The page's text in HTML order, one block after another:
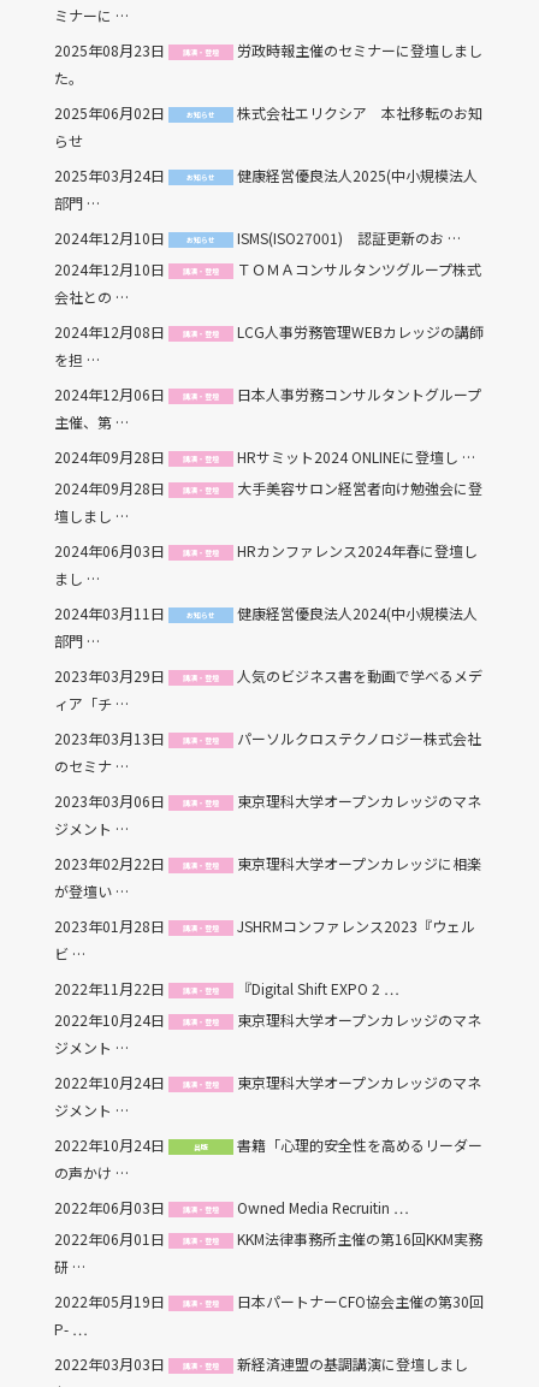
ミナーに …
2025年08月23日 講演・登壇 労政時報主催のセミナーに登壇しまし
た。
2025年06月02日 お知らせ 株式会社エリクシア 本社移転のお知
らせ
2025年03月24日 お知らせ 健康経営優良法人2025(中小規模法人
部門 …
2024年12月10日 お知らせ
ISMS(ISO27001) 認証更新のお …
2024年12月10日
講演・登壇 ＴＯＭＡコンサルタンツグループ株式
会社との …
2024年12月08日 講演・登壇 LCG人事労務管理WEBカレッジの講師
を担 …
2024年12月06日 講演・登壇 日本人事労務コンサルタントグループ
主催、第 …
2024年09月28日 講演・登壇
HRサミット2024 ONLINEに登壇し …
2024年09月28日
講演・登壇 大手美容サロン経営者向け勉強会に登
壇しまし …
2024年06月03日 講演・登壇 HRカンファレンス2024年春に登壇し
まし …
2024年03月11日 お知らせ 健康経営優良法人2024(中小規模法人
部門 …
2023年03月29日 講演・登壇 人気のビジネス書を動画で学べるメデ
ィア「チ …
2023年03月13日 講演・登壇 パーソルクロステクノロジー株式会社
のセミナ …
2023年03月06日 講演・登壇 東京理科大学オープンカレッジのマネ
ジメント …
2023年02月22日 講演・登壇 東京理科大学オープンカレッジに相楽
が登壇い …
2023年01月28日 講演・登壇 JSHRMコンファレンス2023『ウェル
ビ …
2022年11月22日 講演・登壇
『Digital Shift EXPO 2 …
2022年10月24日
講演・登壇 東京理科大学オープンカレッジのマネ
ジメント …
2022年10月24日 講演・登壇 東京理科大学オープンカレッジのマネ
ジメント …
2022年10月24日 出版 書籍「心理的安全性を高めるリーダー
の声かけ …
2022年06月03日 講演・登壇
Owned Media Recruitin …
2022年06月01日
講演・登壇 KKM法律事務所主催の第16回KKM実務
研 …
2022年05月19日 講演・登壇 日本パートナーCFO協会主催の第30回
P- …
2022年03月03日 講演・登壇 新経済連盟の基調講演に登壇しまし